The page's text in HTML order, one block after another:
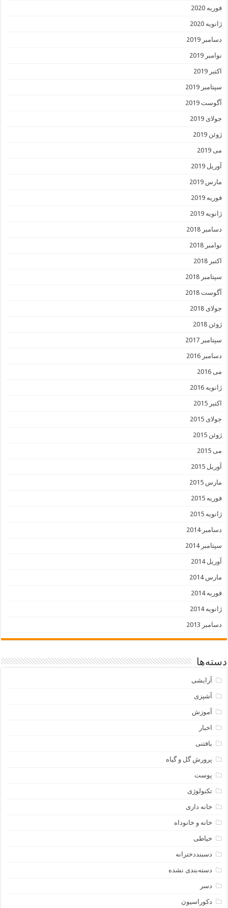
فوریه 2020
ژانویه 2020
دسامبر 2019
نوامبر 2019
اکتبر 2019
سپتامبر 2019
آگوست 2019
جولای 2019
ژوئن 2019
می 2019
آوریل 2019
مارس 2019
فوریه 2019
ژانویه 2019
دسامبر 2018
نوامبر 2018
اکتبر 2018
سپتامبر 2018
آگوست 2018
جولای 2018
ژوئن 2018
سپتامبر 2017
دسامبر 2016
می 2016
ژانویه 2016
اکتبر 2015
جولای 2015
ژوئن 2015
می 2015
آوریل 2015
مارس 2015
فوریه 2015
ژانویه 2015
دسامبر 2014
سپتامبر 2014
آوریل 2014
مارس 2014
فوریه 2014
ژانویه 2014
دسامبر 2013
دسته‌ها
آرایشی
آشپزی
آموزش
اخبار
بافتنی
پرورش گل و گیاه
پوست
تکنولوژی
خانه داری
خانه و خانوداه
خیاطی
دسبنددخترانه
دسته‌بندی نشده
دسر
دکوراسیون